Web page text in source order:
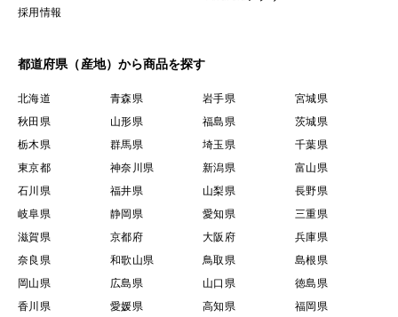
採用情報
都道府県（産地）から商品を探す
北海道 青森県 岩手県
宮城県
秋田県
山形県 福島県
茨城県
栃木県
群馬県 埼玉県
千葉県
東京都
神奈川県 新潟県
富山県
石川県
福井県 山梨県
長野県
岐阜県
静岡県 愛知県
三重県
滋賀県
京都府 大阪府
兵庫県
奈良県
和歌山県 鳥取県
島根県
岡山県
広島県 山口県
徳島県
香川県
愛媛県 高知県 福岡県